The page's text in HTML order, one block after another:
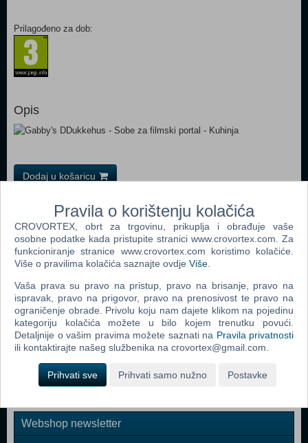
Prilagođeno za dob:
Opis
Dodaj u košaricu
Popularno
Easy Nails - Perfect Paint Nail Spa (05776) (N)
Bop It Micro
Easy Braids (06455) (N)
Boon - Pipes (B11088)
Boon - Lawn, Green (B377)
Bop It 2016
Webshop newsletter
Pravila o korištenju kolačića
CROVORTEX, obrt za trgovinu, prikuplja i obrađuje vaše
osobne podatke kada pristupite stranici www.crovortex.com. Za
funkcioniranje stranice www.crovortex.com koristimo kolačiće.
Više o pravilima kolačića saznajte ovdje Više
Vaša prava su pravo na pristup, pravo na brisanje, pravo na
ispravak, pravo na prigovor, pravo na prenosivost te pravo na
ograničenje obrade. Privolu koju nam dajete klikom na pojedinu
kategoriju kolačića možete u bilo kojem trenutku povući.
Detaljnije o vašim pravima možete saznati na Pravila privatnosti
ili kontaktirajte našeg službenika na crovortex@gmail.com.
Prihvati sve Prihvati samo nužno Postavke